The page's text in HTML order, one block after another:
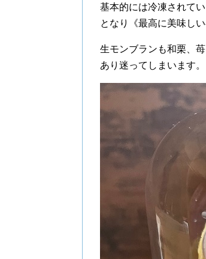
基本的には冷凍されて
となり《最高に美味し
生モンブランも和栗、
あり迷ってしまいます。